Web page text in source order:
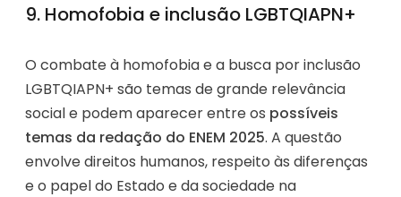
9. Homofobia e inclusão LGBTQIAPN+
O combate à homofobia e a busca por inclusão
LGBTQIAPN+ são temas de grande relevância
social e podem aparecer entre os possíveis
temas da redação do ENEM 2025. A questão
envolve direitos humanos, respeito às diferenças
e o papel do Estado e da sociedade na